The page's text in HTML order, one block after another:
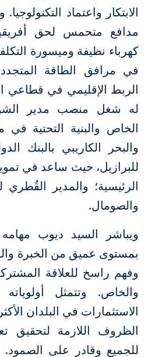
الابتكار واعتماد
مدافع متحمس لحق
كهرباء نظيفة وميسورة
في مرافق الطاقة
الربط الإقليمي في قطاعي
له شغل منصب مدير
الخاص والبنية التحتية في
والبحر الكاريبي بالبنك
للبرازيل، حيث ساعد في
الرئيسية؛ والمدير القُطري
والصومال.
ويباشر السيد ديوب
بمستوى عميق من الخبرة
وفهم راسخ للعلاقة
والخاص. وتتمثل
الاستثمارات في البلدان
الظروف اللازمة لتحقيق
للجميع وقادر على الصمود.